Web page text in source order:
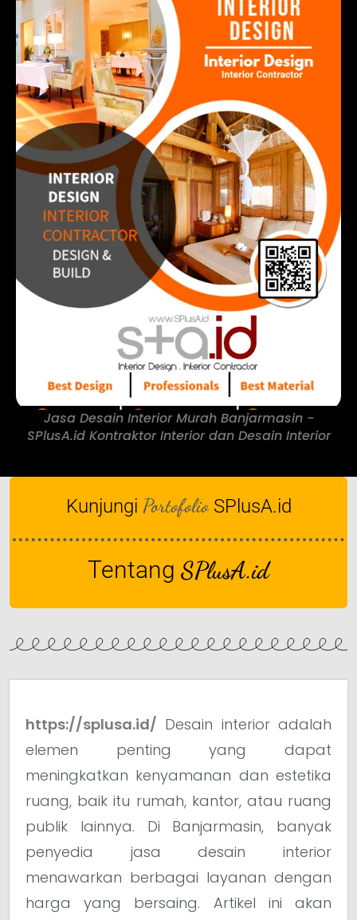
Jasa Desain Interior Murah Banjarmasin -
SPlusA.id Kontraktor Interior dan Desain Interior
Kunjungi Portofolio SPlusA.id
Tentang SPlusA.id
https://splusa.id/ Desain interior adalah
elemen penting yang dapat
meningkatkan kenyamanan dan estetika
ruang, baik itu rumah, kantor, atau ruang
publik lainnya. Di Banjarmasin, banyak
penyedia jasa desain interior
menawarkan berbagai layanan dengan
harga yang bersaing. Artikel ini akan